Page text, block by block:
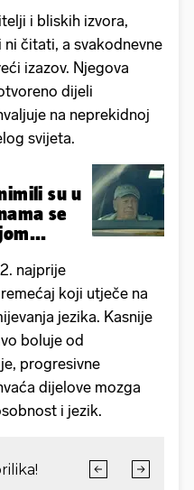
i bliskih izvora,
čitati, a svakodnevne
izazov. Njegova
dijeli
na neprekidnoj
svijeta.
su u
se
najprije
koji utječe na
jezika. Kasnije
boluje od
progresivne
dijelove mozga
i jezik.